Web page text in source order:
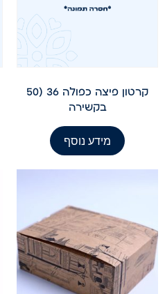
קרטון פיצה כפולה 36 (50
בקשירה
מידע נוסף